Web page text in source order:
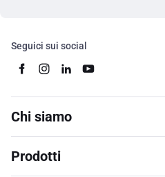
Seguici sui social
Chi siamo
Prodotti